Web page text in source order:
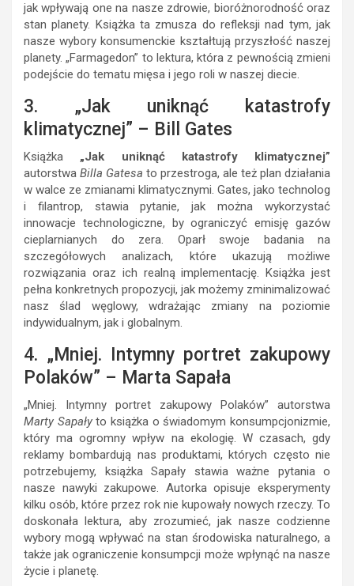
jak wpływają one na nasze zdrowie, bioróżnorodność oraz
stan planety. Książka ta zmusza do refleksji nad tym, jak
nasze wybory konsumenckie kształtują przyszłość naszej
planety. „Farmagedon” to lektura, która z pewnością zmieni
podejście do tematu mięsa i jego roli w naszej diecie.
3. „Jak uniknąć katastrofy
klimatycznej” – Bill Gates
Książka „Jak uniknąć katastrofy klimatycznej”
autorstwa Billa Gatesa to przestroga, ale też plan działania
w walce ze zmianami klimatycznymi. Gates, jako technolog
i filantrop, stawia pytanie, jak można wykorzystać
innowacje technologiczne, by ograniczyć emisję gazów
cieplarnianych do zera. Oparł swoje badania na
szczegółowych analizach, które ukazują możliwe
rozwiązania oraz ich realną implementację. Książka jest
pełna konkretnych propozycji, jak możemy zminimalizować
nasz ślad węglowy, wdrażając zmiany na poziomie
indywidualnym, jak i globalnym.
4. „Mniej. Intymny portret zakupowy
Polaków” – Marta Sapała
„Mniej. Intymny portret zakupowy Polaków” autorstwa
Marty Sapałyto książka o świadomym konsumpcjonizmie,
który ma ogromny wpływ na ekologię. W czasach, gdy
reklamy bombardują nas produktami, których często nie
potrzebujemy, książka Sapały stawia ważne pytania o
nasze nawyki zakupowe. Autorka opisuje eksperymenty
kilku osób, które przez rok nie kupowały nowych rzeczy. To
doskonała lektura, aby zrozumieć, jak nasze codzienne
wybory mogą wpływać na stan środowiska naturalnego, a
także jak ograniczenie konsumpcji może wpłynąć na nasze
życie i planetę.